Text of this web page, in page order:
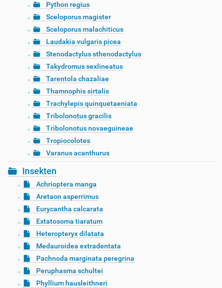
Python regius
Sceloporus magister
Sceloporus malachiticus
Laudakia vulgaris picea
Stenodactylus sthenodactylus
Takydromus sexlineatus
Tarentola chazaliae
Thamnophis sirtalis
Trachylepis quinquetaeniata
Tribolonotus gracilis
Tribolonotus novaeguineae
Tropiocolotes
Varanus acanthurus
Insekten
Achrioptera manga
Aretaon asperrimus
Eurycantha calcarata
Extatosoma tiaratum
Heteropteryx dilatata
Medauroidea extradentata
Pachnoda marginata peregrina
Peruphasma schultei
Phyllium hausleithneri